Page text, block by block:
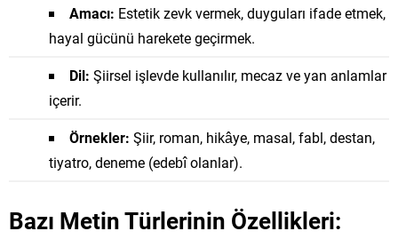
Amacı: Estetik zevk vermek, duyguları ifade etmek,
hayal gücünü harekete geçirmek.
Dil: Şiirsel işlevde kullanılır, mecaz ve yan anlamlar
içerir.
Örnekler: Şiir, roman, hikâye, masal, fabl, destan,
tiyatro, deneme (edebî olanlar).
Bazı Metin Türlerinin Özellikleri: